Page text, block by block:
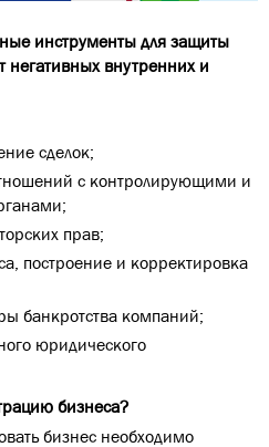
инструменты для защиты
негативных внутренних и
сделок;
с контролирующими и
прав;
построение и корректировка
банкротства компаний;
юридического
бизнеса?
бизнес необходимо